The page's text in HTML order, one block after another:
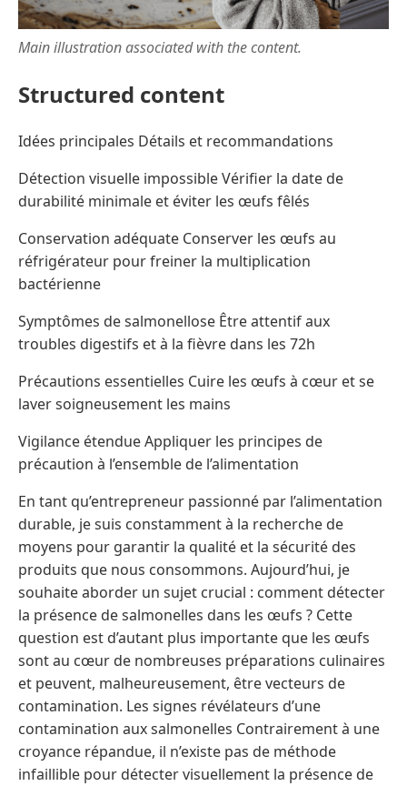
Main illustration associated with the content.
Structured content
Idées principales Détails et recommandations
Détection visuelle impossible Vérifier la date de
durabilité minimale et éviter les œufs fêlés
Conservation adéquate Conserver les œufs au
réfrigérateur pour freiner la multiplication
bactérienne
Symptômes de salmonellose Être attentif aux
troubles digestifs et à la fièvre dans les 72h
Précautions essentielles Cuire les œufs à cœur et se
laver soigneusement les mains
Vigilance étendue Appliquer les principes de
précaution à l’ensemble de l’alimentation
En tant qu’entrepreneur passionné par l’alimentation
durable, je suis constamment à la recherche de
moyens pour garantir la qualité et la sécurité des
produits que nous consommons. Aujourd’hui, je
souhaite aborder un sujet crucial : comment détecter
la présence de salmonelles dans les œufs ? Cette
question est d’autant plus importante que les œufs
sont au cœur de nombreuses préparations culinaires
et peuvent, malheureusement, être vecteurs de
contamination. Les signes révélateurs d’une
contamination aux salmonelles Contrairement à une
croyance répandue, il n’existe pas de méthode
infaillible pour détecter visuellement la présence de